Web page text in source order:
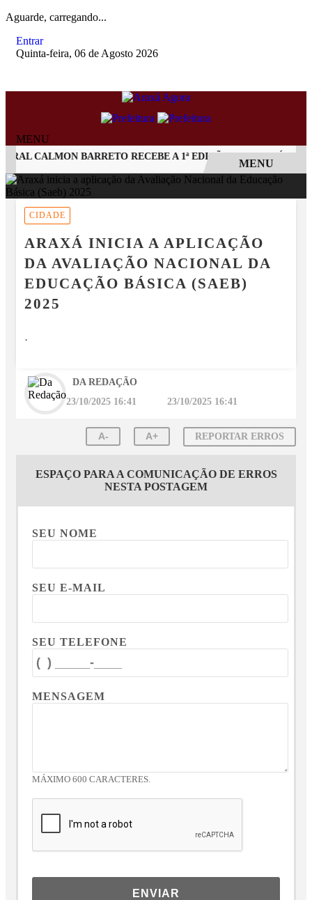
Aguarde, carregando...
Entrar
Quinta-feira, 06 de Agosto 2026
MENU
CALMON BARRETO RECEBE A 1ª EDIÇÃO DO ARAXÁ
EM ALTA
MENU
CIDADE
ARAXÁ INICIA A APLICAÇÃO
DA AVALIAÇÃO NACIONAL DA
EDUCAÇÃO BÁSICA (SAEB)
2025
.
DA REDAÇÃO
23/10/2025 16:41 23/10/2025 16:41
A- A+ REPORTAR ERROS
ESPAÇO PARA A COMUNICAÇÃO DE ERROS
NESTA POSTAGEM
SEU NOME
SEU E-MAIL
SEU TELEFONE
MENSAGEM
MÁXIMO 600 CARACTERES.
ENVIAR